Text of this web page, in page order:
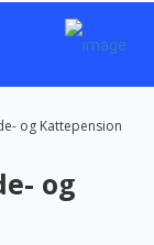
og Kattepension
og